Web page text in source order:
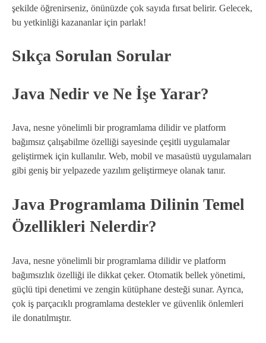
şekilde öğrenirseniz, önünüzde çok sayıda fırsat belirir. Gelecek,
bu yetkinliği kazananlar için parlak!
Sıkça Sorulan Sorular
Java Nedir ve Ne İşe Yarar?
Java, nesne yönelimli bir programlama dilidir ve platform
bağımsız çalışabilme özelliği sayesinde çeşitli uygulamalar
geliştirmek için kullanılır. Web, mobil ve masaüstü uygulamaları
gibi geniş bir yelpazede yazılım geliştirmeye olanak tanır.
Java Programlama Dilinin Temel
Özellikleri Nelerdir?
Java, nesne yönelimli bir programlama dilidir ve platform
bağımsızlık özelliği ile dikkat çeker. Otomatik bellek yönetimi,
güçlü tipi denetimi ve zengin kütüphane desteği sunar. Ayrıca,
çok iş parçacıklı programlama destekler ve güvenlik önlemleri
ile donatılmıştır.